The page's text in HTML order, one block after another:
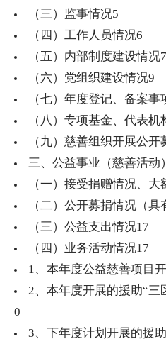
（三）监事情况5
（四）工作人员情况6
（五）内部制度建设情况7
（六）党组织建设情况9
（七）年度登记、备案事
（八）专项基金、代表
（九）慈善组织开展公
三、公益事业（慈善活动
（一）接受捐赠情况、
（二）公开募捐情况（
（三）公益支出情况17
（四）业务活动情况17
1、本年度公益慈善项目
2、本年度开展的援助“
0
3、下年度计划开展的援